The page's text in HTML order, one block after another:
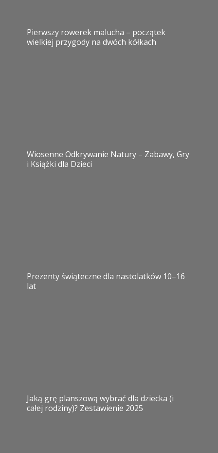
Pierwszy rowerek malucha – początek
wielkiej przygody na dwóch kółkach
Wiosenne Odkrywanie Natury – Zabawy, Gry
i Książki dla Dzieci
Prezenty świąteczne dla nastolatków 10–16
lat
Jaką grę planszową wybrać dla dziecka (i
całej rodziny)? Zestawienie 2025